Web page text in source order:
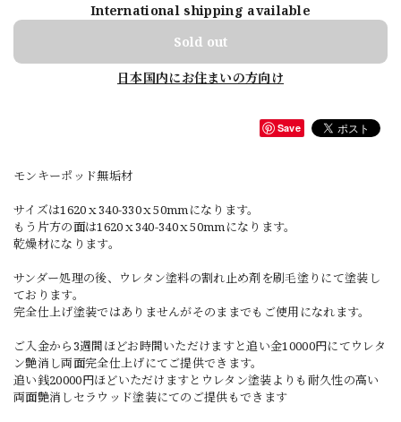
International shipping available
Sold out
日本国内にお住まいの方向け
Save
モンキーポッド無垢材
サイズは1620ｘ340-330ｘ50mmになります。
もう片方の面は1620ｘ340-340ｘ50mmになります。
乾燥材になります。
サンダー処理の後、ウレタン塗料の割れ止め剤を刷毛塗りにて塗装し
ております。
完全仕上げ塗装ではありませんがそのままでもご使用になれます。
ご入金から3週間ほどお時間いただけますと追い金10000円にてウレタ
ン艶消し両面完全仕上げにてご提供できます。
追い銭20000円ほどいただけますとウレタン塗装よりも耐久性の高い
両面艶消しセラウッド塗装にてのご提供もできます